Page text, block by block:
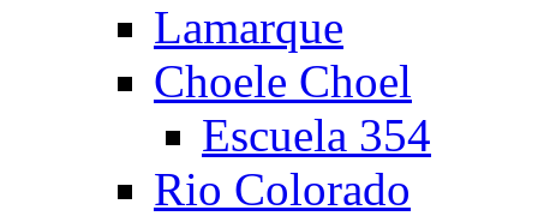
Lamarque
Choele Choel
Escuela 354
Rio Colorado